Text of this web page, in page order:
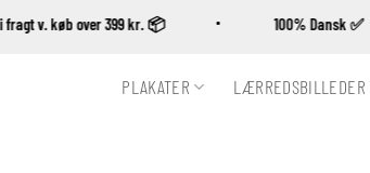
Fri fragt v. køb over 399 kr. 📦 100% Dansk ✅
PLAKATER LÆRREDSBILLEDER